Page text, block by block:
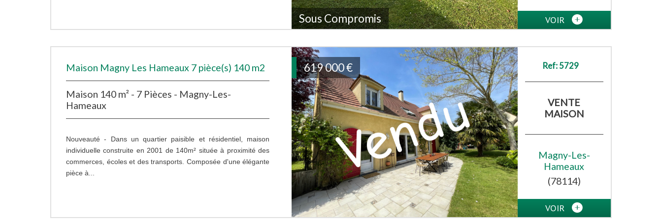
Sous Compromis VOIR
619 000€
Maison Magny Les Hameaux 7 pièce(s) 140 m2
Maison 140 m² - 7 Pièces - Magny-Les-
Hameaux
Nouveauté - Dans un quartier paisible et résidentiel, maison
individuelle construite en 2001 de 140m² située à proximité des
commerces, écoles et des transports. Composée d'une élégante
pièce à...
Ref: 5729
VENTE
MAISON
Magny-Les-
Hameaux
(78114)
VOIR